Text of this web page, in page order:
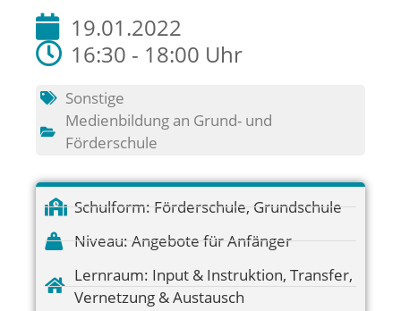
19.01.2022
16:30 - 18:00 Uhr
Sonstige
Medienbildung an Grund- und
Förderschule
Schulform: Förderschule, Grundschule
Niveau: Angebote für Anfänger
Lernraum: Input & Instruktion, Transfer,
Vernetzung & Austausch